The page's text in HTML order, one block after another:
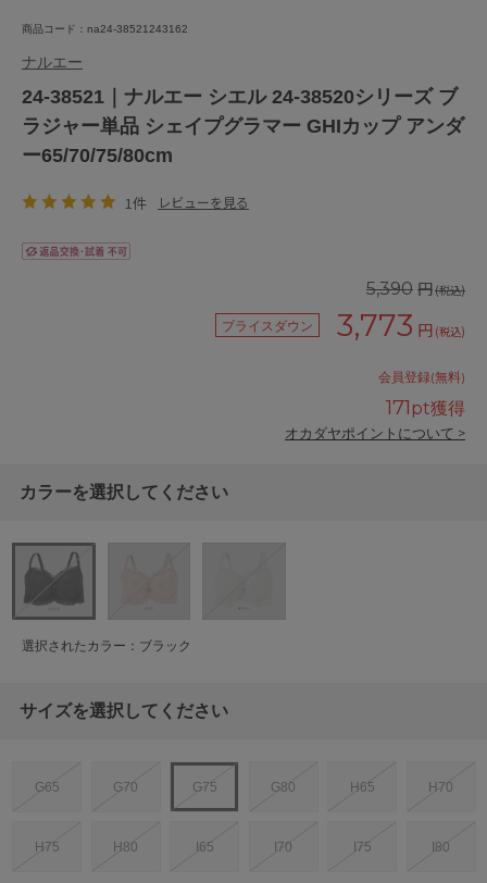
商品コード：na24-38521243162
ナルエー
24-38521｜ナルエー シエル 24-38520シリーズ ブ
ラジャー単品 シェイプグラマー GHIカップ アンダ
ー65/70/75/80cm
1件 レビューを見る
5,390 円(税込)
プライスダウン 3,773 円 (税込)
会員登録(無料)
171pt獲得
オカダヤポイントについて >
カラーを選択してください
選択されたカラー：ブラック
サイズを選択してください
G65 G70 G75 G80 H65 H70
H75 H80 I65 I70 I75 I80